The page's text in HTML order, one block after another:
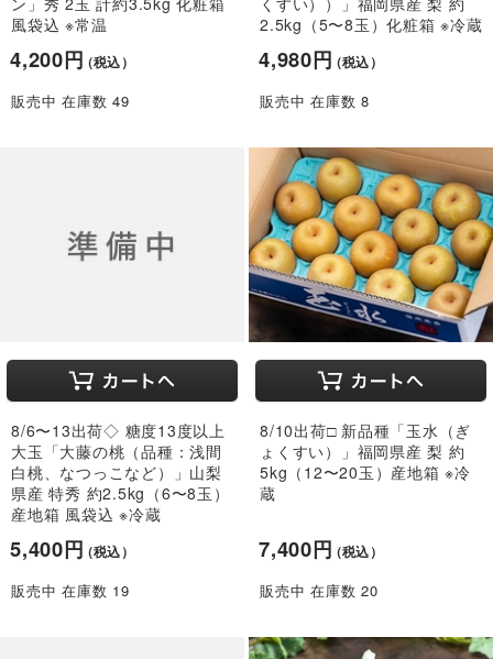
風袋込 ※常温
4,200円（税込）
販売中 在庫数 49
2.5kg（5〜8玉）化粧箱 ※冷蔵
4,980円（税込）
販売中 在庫数 8
8/6〜13出荷◇ 糖度13度以上
大玉「大藤の桃（品種：浅間
白桃、なつっこなど）」山梨
県産 特秀 約2.5kg（6〜8玉）
産地箱 風袋込 ※冷蔵
5,400円（税込）
販売中 在庫数 19
8/10出荷□ 新品種「玉水（ぎ
ょくすい）」福岡県産 梨 約
5kg（12〜20玉）産地箱 ※冷
蔵
7,400円（税込）
販売中 在庫数 20